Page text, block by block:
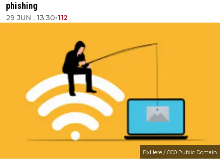
phishing
29 JUN , 13:30•112
PxHere / CC0 Public Domain